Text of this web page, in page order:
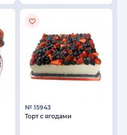
№ 15943
Торт с ягодами